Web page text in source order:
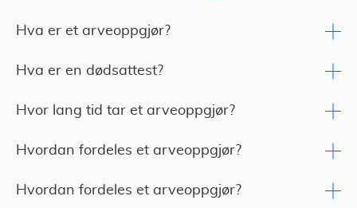
Hva er et arveoppgjør?
Hva er en dødsattest?
Hvor lang tid tar et arveoppgjør?
Hvordan fordeles et arveoppgjør?
Hvordan fordeles et arveoppgjør?